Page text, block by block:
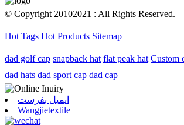
© Copyright 20102021 : All Rights Reserved.
Hot Tags Hot Products Sitemap
dad golf cap snapback hat flat peak hat Custom
dad hats dad sport cap dad cap
ایمیل بفرست
Wangjietextile